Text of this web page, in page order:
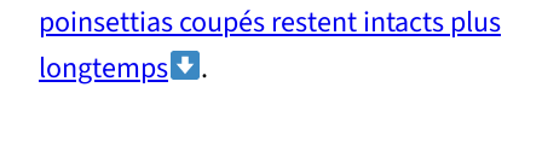
poinsettias coupés restent intacts plus
longtemps
.